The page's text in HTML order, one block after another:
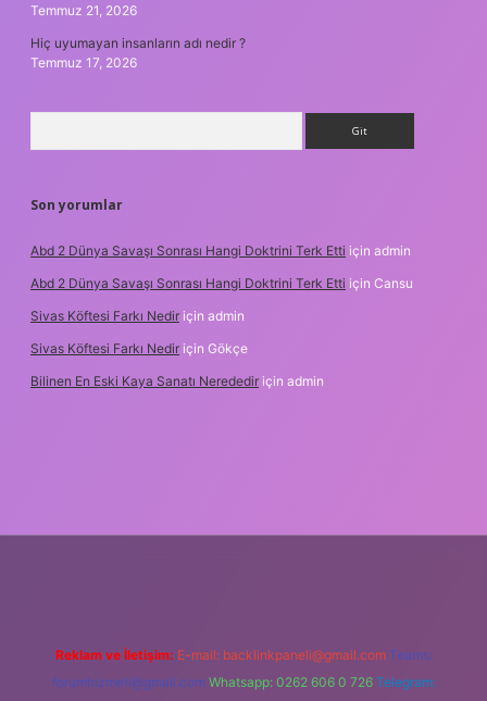
Temmuz 21, 2026
Hiç uyumayan insanların adı nedir ?
Temmuz 17, 2026
Son yorumlar
Abd 2 Dünya Savaşı Sonrası Hangi Doktrini Terk Etti için admin
Abd 2 Dünya Savaşı Sonrası Hangi Doktrini Terk Etti için Cansu
Sivas Köftesi Farkı Nedir için admin
Sivas Köftesi Farkı Nedir için Gökçe
Bilinen En Eski Kaya Sanatı Nerededir için admin
Reklam ve İletişim: E-mail: backlinkpaneli@gmail.com Teams:
forumhizmeti@gmail.com Whatsapp: 0262 606 0 726 Telegram: